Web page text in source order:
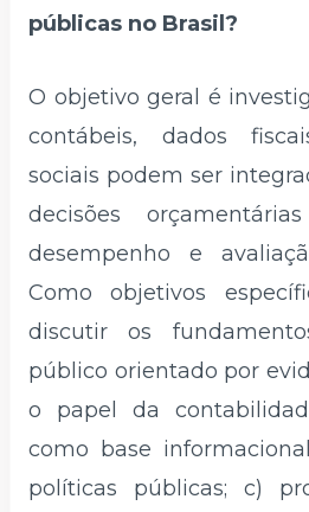
públicas no Brasil?
O objetivo geral é
contábeis, dados
sociais podem ser
decisões
desempenho e
Como objetivos
discutir os
público orientado por
o papel da
como base
políticas públicas; c)